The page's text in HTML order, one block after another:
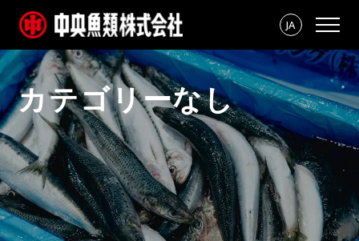
JA
カテゴリーなし